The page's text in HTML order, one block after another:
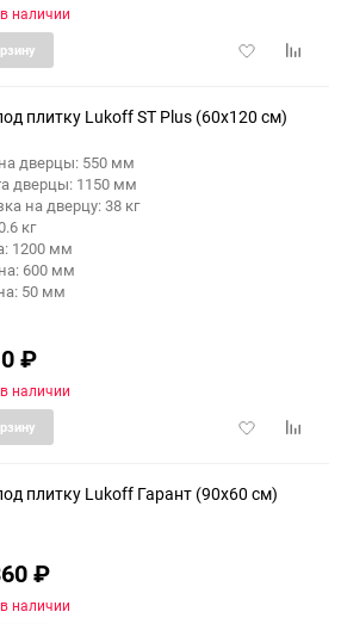
наличии
Добавить
плитку Lukoff ST Plus (60x120 см)
дверцы: 550 мм
дверцы: 1150 мм
на дверцу: 38 кг
кг
1200 мм
600 мм
50 мм
₽
наличии
Добавить
плитку Lukoff Гарант (90x60 см)
₽
наличии